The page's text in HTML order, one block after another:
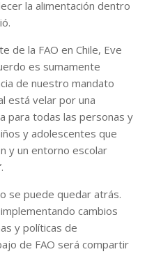
la alimentación dentro
de la FAO en Chile, Eve
es sumamente
de nuestro mandato
está velar por una
para todas las personas y
y adolescentes que
y un entorno escolar
se puede quedar atrás.
cambios
y políticas de
de FAO será compartir